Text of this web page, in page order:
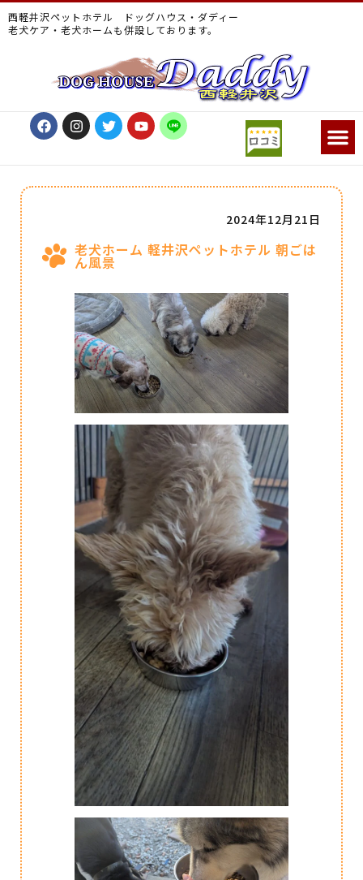
西軽井沢ペットホテル ドッグハウス・ダディー
老犬ケア・老犬ホームも併設しております。
老犬ホーム 軽井沢ペットホテル 朝ごは
ん風景
2024年12月21日